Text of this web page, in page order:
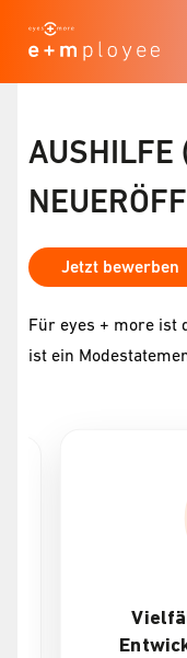
Jetzt bewerben
Für eyes + more ist
ist ein